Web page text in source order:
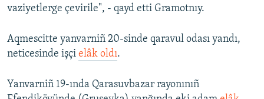
vaziyetlerge çevirile", - qayd etti Gramotnıy.
Aqmescitte yanvarniñ 20-sinde qaravul odası yandı,
neticesinde işçi elâk oldı.
Yanvarniñ 19-ında Qarasuvbazar rayonınıñ